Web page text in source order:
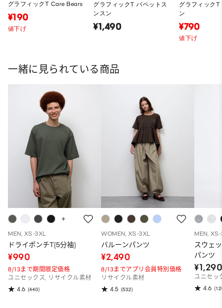
グラフィックT Care Bears
¥190
値下げ
グラフィックT パペットス
ンスン
¥1,490
グラフィックT
ン
¥790
値下げ
一緒に見られている商品
MEN, XS-3XL
ドライポンチT(5分袖)
¥990
8/13まで期間限定価格
ユニセックス, リサイクル素材
4.6 (440)
WOMEN, XS-3XL
バルーンパンツ
¥2,490
8/13までアプリ会員特別価格
リサイクル素材
4.5 (532)
MEN,
スウェ
パンツ
ユニセッ
4.6